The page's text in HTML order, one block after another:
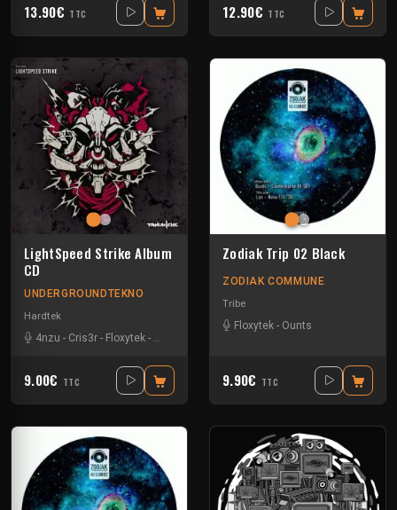
13.90€ TTC 12.90€ TTC
LightSpeed Strike Album
CD
UNDERGROUNDTEKNO
Hardtek
4nzu - Cris3r - Floxytek - Mat Weasel busters
9.00€ TTC
Zodiak Trip 02 Black
ZODIAK COMMUNE
Tribe
Floxytek - Ounts
9.90€ TTC